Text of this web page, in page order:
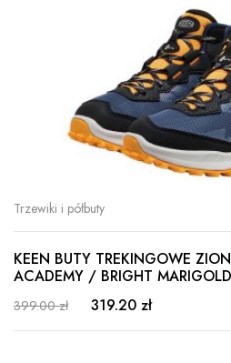
Trzewiki i półbuty
KEEN BUTY TREKINGOWE
ACADEMY / BRIGHT MARIGOLD
399.00 zł 319.20 zł